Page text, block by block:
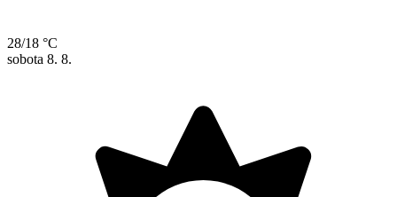
28/18 °C
sobota 8. 8.